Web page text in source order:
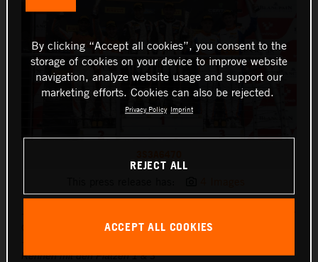
GT4 European Series Saison
Rennen mit den Plätzen 1 & 3
By clicking “Accept all cookies”, you consent to the
storage of cookies on your device to improve website
navigation, analyze website usage and support our
marketing efforts. Cookies can also be rejected.
Privacy Policy Imprint
REJECT ALL
ACCEPT ALL COOKIES